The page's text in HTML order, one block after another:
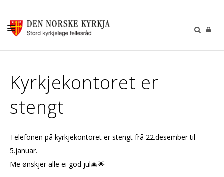
GUDSTENESTER
BARN OG UNGDOM
SOKNERÅDA
INFORMASJON
Kyrkjekontoret er
stengt
Telefonen på kyrkjekontoret er stengt frå 22.desember til
5.januar.
Me ønskjer alle ei god jul🎄🌟